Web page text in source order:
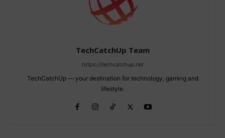
TechCatchUp Team
https://techcatchup.net
TechCatchUp — your destination for technology, gaming and
lifestyle.